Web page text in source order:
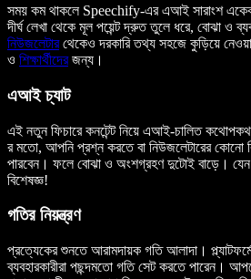
সময় কম থাকলে Speechify-এর এআই সারাংশ
দীর্ঘ লেখা থেকে মূল পয়েন্ট দ্রুত তুলে ধরে, বোঝা ও
নিউজলেটারথেকেও দরকারি তথ্য সহজে কুড়িয়ে
ও শিক্ষার্থীদেরজন্য।
এআই চ্যাট
এই নতুন ফিচারে কনটেন্ট নিয়ে এআই-চালিত
র মতো, আপনি প্রশ্ন করতে বা নিউজলেটারের কোনো
পারবেন। ফলে বোঝা ও অংশগ্রহণ দুটোই বাড়ে।
বিশেষজ্ঞ!
গতির নিয়ন্ত্রণ
প্রত্যেকের শুনতে আরামদায়ক গতি আলাদা।
ব্যবহারকারীরা পছন্দমতো গতি সেট করতে পারেন।